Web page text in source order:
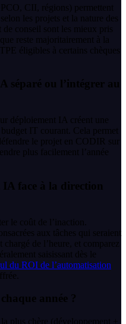
CII, régions) permettent
selon les projets et la nature des
de conseil sont les mieux pris
reste majoritairement à la
éligibles à certains chèques
séparé ou l’intégrer au
déploiement IA créent une
IT courant. Cela permet
le projet en CODIR sur
plus facilement l’année
face à la direction
le coût de l’inaction.
aux tâches qui seraient
de l’heure, et comparez
saisissant dès le
du ROI de l’automatisation
année ?
plus chère (développement +